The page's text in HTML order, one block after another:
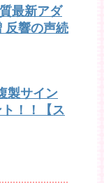
最新アダ
反響の声続
製サイン
！！【ス